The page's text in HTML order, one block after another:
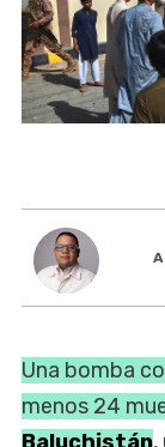
Una bomba
menos 24